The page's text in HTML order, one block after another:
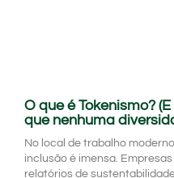
O que é Tokenismo?
que nenhuma
No local de trabalho
inclusão é imensa.
relatórios de